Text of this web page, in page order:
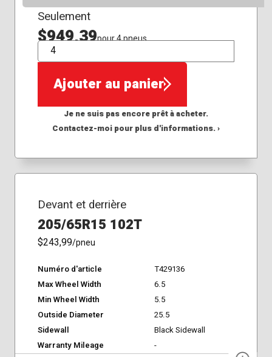
Seulement
$949,39pour 4 pneus
QTÉ
Ajouter au panier
Je ne suis pas encore prêt à acheter.
Contactez-moi pour plus d'informations. ›
Devant et derrière
205/65R15 102T
$243,99/pneu
Numéro d'article
T429136
Max Wheel Width
6.5
Min Wheel Width
5.5
Outside Diameter
25.5
Sidewall
Black Sidewall
Warranty Mileage
-